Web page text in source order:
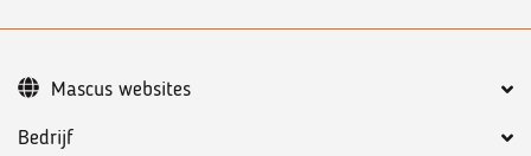
Bedrijf
Mascus websites